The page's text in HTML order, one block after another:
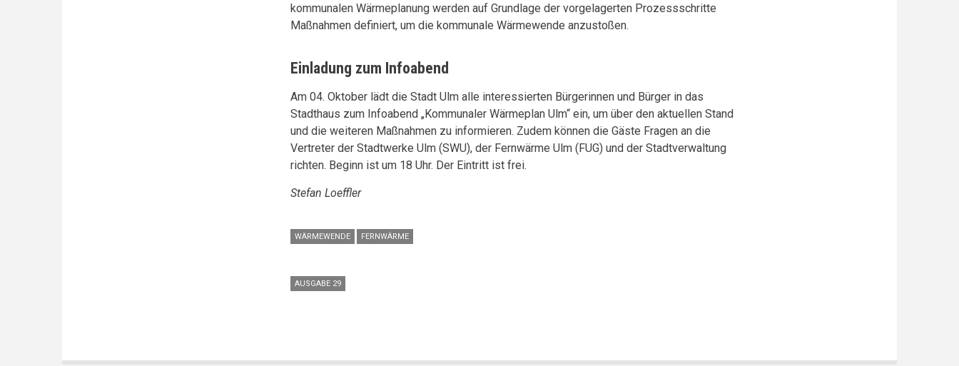
kommunalen Wärmeplanung werden auf Grundlage der vorgelagerten Prozessschritte
Maßnahmen definiert, um die kommunale Wärmewende anzustoßen.
Einladung zum Infoabend
Am 04. Oktober lädt die Stadt Ulm alle interessierten Bürgerinnen und Bürger in das
Stadthaus zum Infoabend „Kommunaler Wärmeplan Ulm“ ein, um über den aktuellen Stand
und die weiteren Maßnahmen zu informieren. Zudem können die Gäste Fragen an die
Vertreter der Stadtwerke Ulm (SWU), der Fernwärme Ulm (FUG) und der Stadtverwaltung
richten. Beginn ist um 18 Uhr. Der Eintritt ist frei.
Stefan Loeffler
WÄRMEWENDE FERNWÄRME
AUSGABE 29